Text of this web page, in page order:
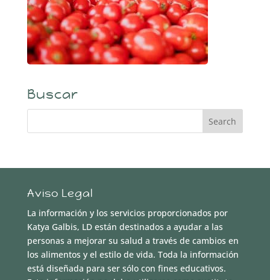
Buscar
Aviso Legal
La información y los servicios proporcionados por
Katya Galbis, LD están destinados a ayudar a las
personas a mejorar su salud a través de cambios en
los alimentos y el estilo de vida. Toda la información
está diseñada para ser sólo con fines educativos.